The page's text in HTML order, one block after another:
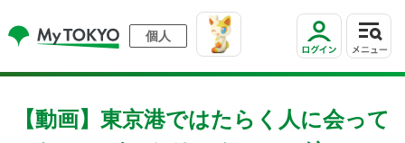
個人
【動画】東京港ではたらく人に会って